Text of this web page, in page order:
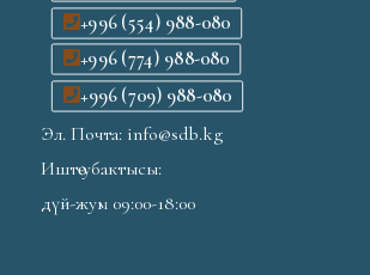
+996 (554) 988-080
+996 (774) 988-080
+996 (709) 988-080
Эл. Почта: info@sdb.kg
Иштөө убактысы:
дүй-жум 09:00-18:00